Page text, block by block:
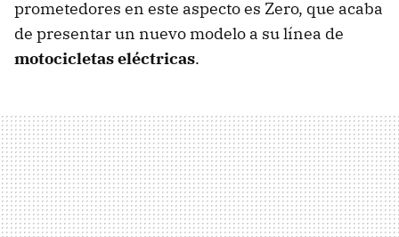
prometedores en este aspecto es Zero, que acaba
de presentar un nuevo modelo a su línea de
motocicletas eléctricas.